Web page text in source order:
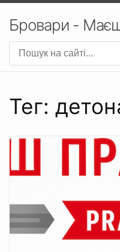
Бровари -
Тег: